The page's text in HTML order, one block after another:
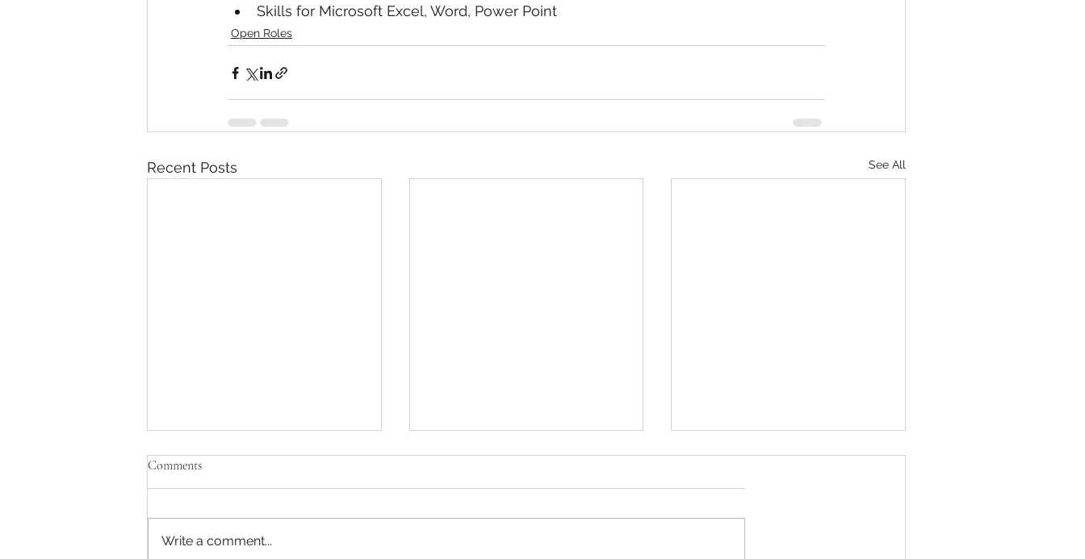
Skills for Microsoft Excel, Word, Power Point
Open Roles
Recent Posts See All
Comments
Write a comment...